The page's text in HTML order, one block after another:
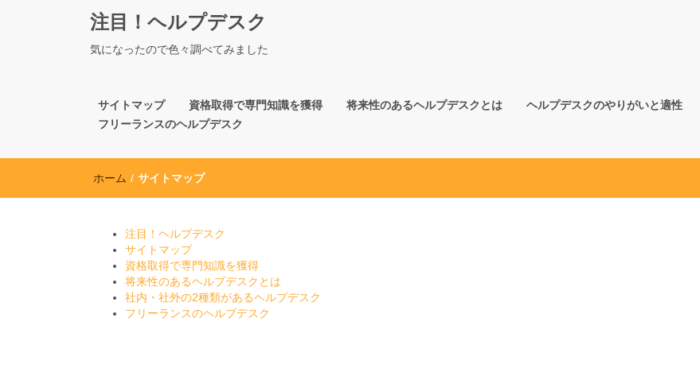
注目！ヘルプデスク
気になったので色々調べてみました
サイトマップ 資格取得で専門知識を獲得 将来性のあるヘルプデスクとは ヘルプデスクのやりがいと適性
フリーランスのヘルプデスク
ホーム / サイトマップ
注目！ヘルプデスク
サイトマップ
資格取得で専門知識を獲得
将来性のあるヘルプデスクとは
社内・社外の2種類があるヘルプデスク
フリーランスのヘルプデスク